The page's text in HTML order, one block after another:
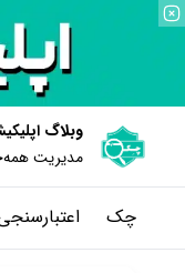
وبلاگ
مدیریت
چک